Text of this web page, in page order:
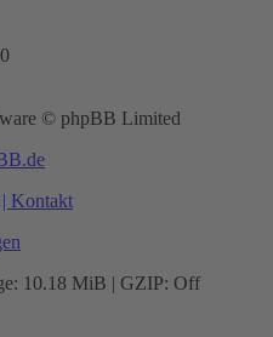
© phpBB Limited
| Kontakt
10.18 MiB | GZIP: Off